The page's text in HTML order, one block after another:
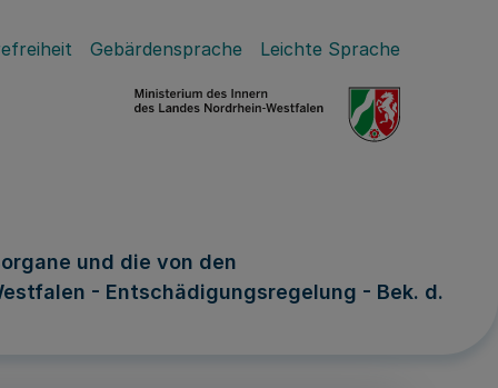
Gebärdensprache Leichte Sprache
und die von den
- Entschädigungsregelung - Bek. d.